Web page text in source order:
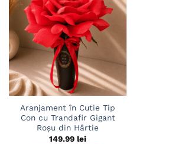
Adaugă
în
wishlist
Aranjament în Cutie Tip
Con cu Trandafir Gigant
Roșu din Hârtie
149.99 lei